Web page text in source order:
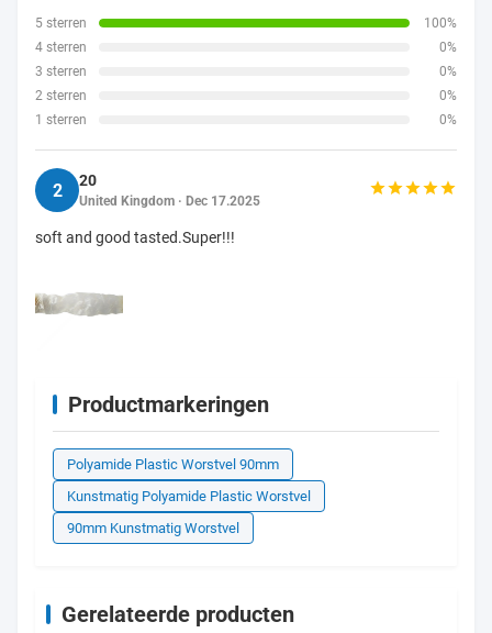
5 sterren
100%
4 sterren
0%
3 sterren
0%
2 sterren
0%
1 sterren
0%
2 20
United Kingdom · Dec 17.2025
soft and good tasted.Super!!!
Productmarkeringen
Polyamide Plastic Worstvel 90mm
Kunstmatig Polyamide Plastic Worstvel
90mm Kunstmatig Worstvel
Gerelateerde producten